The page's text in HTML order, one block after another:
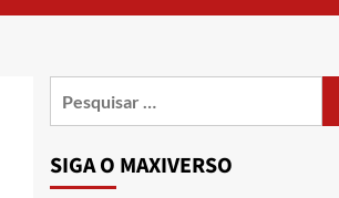
SIGA O MAXIVERSO